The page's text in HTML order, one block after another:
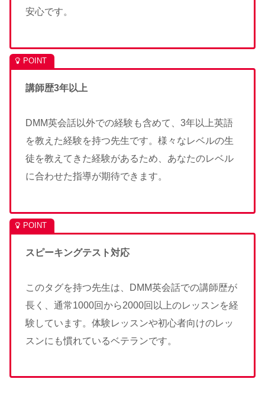
安心です。
講師歴3年以上
DMM英会話以外での経験も含めて、3年以上英語
を教えた経験を持つ先生です。様々なレベルの生
徒を教えてきた経験があるため、あなたのレベル
に合わせた指導が期待できます。
スピーキングテスト対応
このタグを持つ先生は、DMM英会話での講師歴が
長く、通常1000回から2000回以上のレッスンを経
験しています。体験レッスンや初心者向けのレッ
スンにも慣れているベテランです。